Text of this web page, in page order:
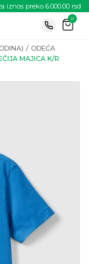
iznos preko 6.000.00 rsd
0
ODEĆA
MAJICA K/R